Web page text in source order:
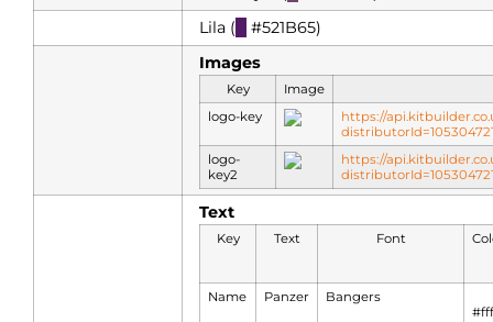
Lila (
#521B65)
Images
Key
Image
logo-key
https://
logo-
key2
https://
Text
Key Text Font
Name Panzer Bangers